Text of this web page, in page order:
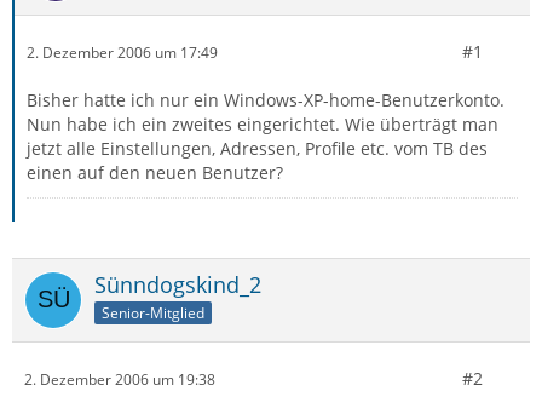
2. Dezember 2006 um 17:49 #1
Bisher hatte ich nur ein Windows-XP-home-Benutzerkonto.
Nun habe ich ein zweites eingerichtet. Wie überträgt man
jetzt alle Einstellungen, Adressen, Profile etc. vom TB des
einen auf den neuen Benutzer?
Sünndogskind_2
Senior-Mitglied
2. Dezember 2006 um 19:38 #2